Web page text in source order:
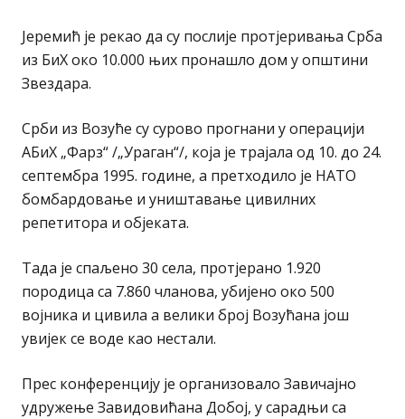
Јеремић је рекао да су послије протјеривања Срба
из БиХ око 10.000 њих пронашло дом у општини
Звездара.
Срби из Возуће су сурово прогнани у операцији
АБиХ „Фарз“ /„Ураган“/, која је трајала од 10. до 24.
септембра 1995. године, а претходило је НАТО
бомбардовање и уништавање цивилних
репетитора и објеката.
Тада је спаљено 30 села, протјерано 1.920
породица са 7.860 чланова, убијено око 500
војника и цивила а велики број Возућана још
увијек се воде као нестали.
Прес конференцију је организовало Завичајно
удружење Завидовићана Добоj, у сарадњи са